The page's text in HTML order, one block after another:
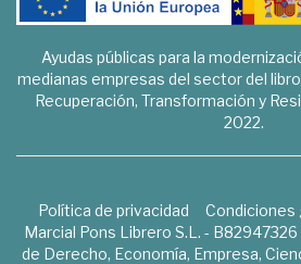
Ayudas públicas para la
medianas empresas del sector del
Recuperación, Transformación y
2022.
Política de privacidad Condiciones
Marcial Pons Librero S.L. -
de Derecho, Economía, Empresa,